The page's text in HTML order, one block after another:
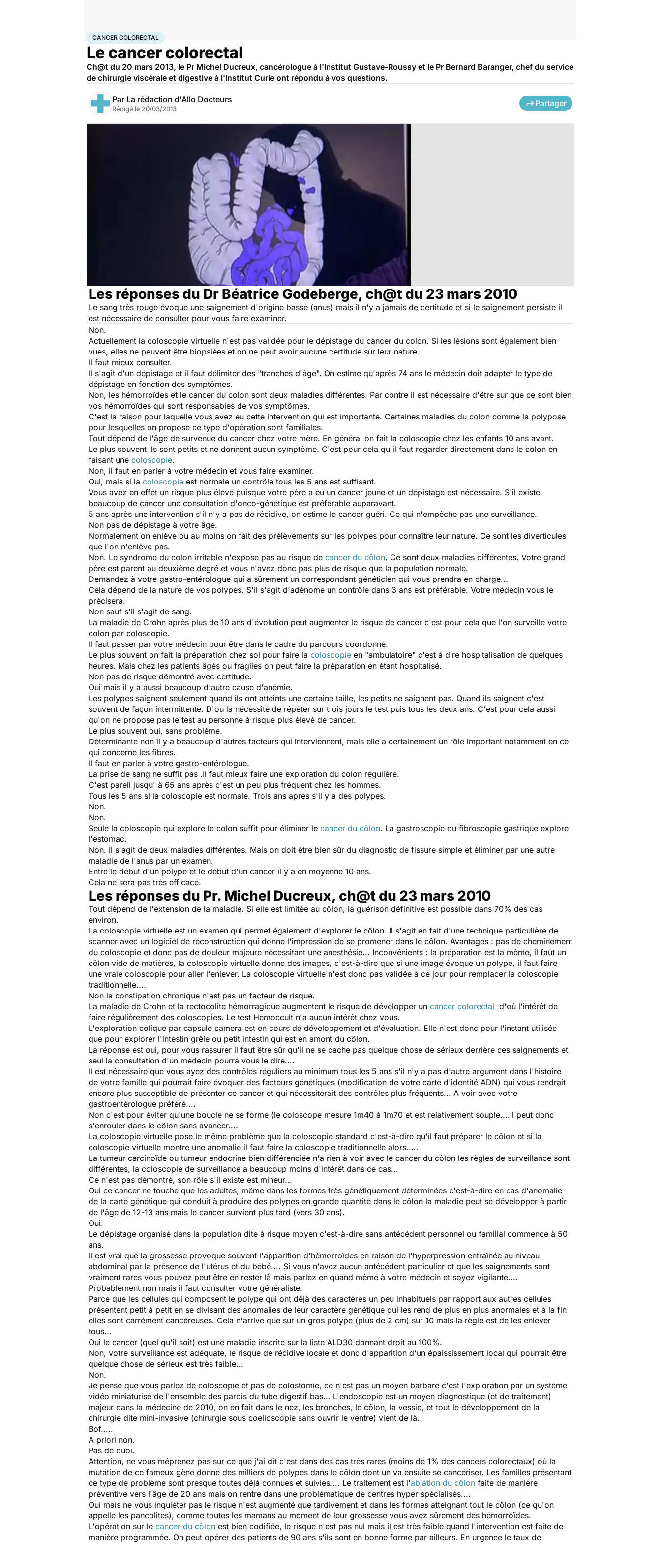
AccueilSantéMaladiesCancer
CANCER COLORECTAL
Le cancer colorectal
Ch@t du 20 mars 2013, le Pr Michel Ducreux, cancérologue à l'Institut Gustave-Roussy et le Pr Bernard Baranger, chef du service
de chirurgie viscérale et digestive à l'Institut Curie ont répondu à vos questions.
Par La rédaction d'Allo Docteurs
Rédigé le 20/03/2013
Partager
Les réponses du Dr Béatrice Godeberge, ch@t du 23 mars 2010
Le sang très rouge évoque une saignement d'origine basse (anus) mais il n'y a jamais de certitude et si le saignement persiste il
est nécessaire de consulter pour vous faire examiner.
Non.
Actuellement la coloscopie virtuelle n'est pas validée pour le dépistage du cancer du colon. Si les lésions sont également bien
vues, elles ne peuvent être biopsiées et on ne peut avoir aucune certitude sur leur nature.
Il faut mieux consulter.
Il s'agit d'un dépistage et il faut délimiter des "tranches d'âge". On estime qu'après 74 ans le médecin doit adapter le type de
dépistage en fonction des symptômes.
Non, les hémorroïdes et le cancer du colon sont deux maladies différentes. Par contre il est nécessaire d'être sur que ce sont bien
vos hémorroïdes qui sont responsables de vos symptômes.
C'est la raison pour laquelle vous avez eu cette intervention qui est importante. Certaines maladies du colon comme la polypose
pour lesquelles on propose ce type d'opération sont familiales.
Tout dépend de l'âge de survenue du cancer chez votre mère. En général on fait la coloscopie chez les enfants 10 ans avant.
Le plus souvent ils sont petits et ne donnent aucun symptôme. C'est pour cela qu'il faut regarder directement dans le colon en
faisant une coloscopie.
Non, il faut en parler à votre médecin et vous faire examiner.
Oui, mais si la coloscopie est normale un contrôle tous les 5 ans est suffisant.
Vous avez en effet un risque plus élevé puisque votre père a eu un cancer jeune et un dépistage est nécessaire. S'il existe
beaucoup de cancer une consultation d'onco-génétique est préférable auparavant.
5 ans après une intervention s'il n'y a pas de récidive, on estime le cancer guéri. Ce qui n'empêche pas une surveillance.
Non pas de dépistage à votre âge.
Normalement on enlève ou au moins on fait des prélèvements sur les polypes pour connaître leur nature. Ce sont les diverticules
que l'on n'enlève pas.
Non. Le syndrome du colon irritable n'expose pas au risque de cancer du côlon. Ce sont deux maladies différentes. Votre grand
père est parent au deuxième degré et vous n'avez donc pas plus de risque que la population normale.
Demandez à votre gastro-entérologue qui a sûrement un correspondant généticien qui vous prendra en charge...
Cela dépend de la nature de vos polypes. S'il s'agit d'adénome un contrôle dans 3 ans est préférable. Votre médecin vous le
précisera.
Non sauf s'il s'agit de sang.
La maladie de Crohn après plus de 10 ans d'évolution peut augmenter le risque de cancer c'est pour cela que l'on surveille votre
colon par coloscopie.
Il faut passer par votre médecin pour être dans le cadre du parcours coordonné.
Le plus souvent on fait la préparation chez soi pour faire la coloscopie en "ambulatoire" c'est à dire hospitalisation de quelques
heures. Mais chez les patients âgés ou fragiles on peut faire la préparation en étant hospitalisé.
Non pas de risque démontré avec certitude.
Oui mais il y a aussi beaucoup d'autre cause d'anémie.
Les polypes saignent seulement quand ils ont atteints une certaine taille, les petits ne saignent pas. Quand ils saignent c'est
souvent de façon intermittente. D'ou la nécessité de répéter sur trois jours le test puis tous les deux ans. C'est pour cela aussi
qu'on ne propose pas le test au personne à risque plus élevé de cancer.
Le plus souvent oui, sans problème.
Déterminante non il y a beaucoup d'autres facteurs qui interviennent, mais elle a certainement un rôle important notamment en ce
qui concerne les fibres.
Il faut en parler à votre gastro-entérologue.
La prise de sang ne suffit pas .Il faut mieux faire une exploration du colon régulière.
C'est pareil jusqu' à 65 ans après c'est un peu plus fréquent chez les hommes.
Tous les 5 ans si la coloscopie est normale. Trois ans après s'il y a des polypes.
Non.
Non.
Seule la coloscopie qui explore le colon suffit pour éliminer le cancer du côlon. La gastroscopie ou fibroscopie gastrique explore
l'estomac.
Non. Il s'agit de deux maladies différentes. Mais on doit être bien sûr du diagnostic de fissure simple et éliminer par une autre
maladie de l'anus par un examen.
Entre le début d'un polype et le début d'un cancer il y a en moyenne 10 ans.
Cela ne sera pas très efficace.
Les réponses du Pr. Michel Ducreux, ch@t du 23 mars 2010
Tout dépend de l'extension de la maladie. Si elle est limitée au côlon, la guérison définitive est possible dans 70% des cas
environ.
La coloscopie virtuelle est un examen qui permet également d'explorer le côlon. Il s'agit en fait d'une technique particulière de
scanner avec un logiciel de reconstruction qui donne l'impression de se promener dans le côlon. Avantages : pas de cheminement
du coloscopie et donc pas de douleur majeure nécessitant une anesthésie... Inconvénients : la préparation est la même, il faut un
côlon vide de matières, la coloscopie virtuelle donne des images, c'est-à-dire que si une image évoque un polype, il faut faire
une vraie coloscopie pour aller l'enlever. La coloscopie virtuelle n'est donc pas validée à ce jour pour remplacer la coloscopie
traditionnelle....
Non la constipation chronique n'est pas un facteur de risque.
La maladie de Crohn et la rectocolite hémorragique augmentent le risque de développer un cancer colorectal d'où l'intérêt de
faire régulièrement des coloscopies. Le test Hemoccult n'a aucun intérêt chez vous.
L'exploration colique par capsule camera est en cours de développement et d'évaluation. Elle n'est donc pour l'instant utilisée
que pour explorer l'intestin grêle ou petit intestin qui est en amont du côlon.
La réponse est oui, pour vous rassurer il faut être sûr qu'il ne se cache pas quelque chose de sérieux derrière ces saignements et
seul la consultation d'un médecin pourra vous le dire....
Il est nécessaire que vous ayez des contrôles réguliers au minimum tous les 5 ans s'il n'y a pas d'autre argument dans l'histoire
de votre famille qui pourrait faire évoquer des facteurs génétiques (modification de votre carte d'identité ADN) qui vous rendrait
encore plus susceptible de présenter ce cancer et qui nécessiterait des contrôles plus fréquents... A voir avec votre
gastroentérologue préféré....
Non c'est pour éviter qu'une boucle ne se forme (le coloscope mesure 1m40 à 1m70 et est relativement souple....il peut donc
s'enrouler dans le côlon sans avancer....
La coloscopie virtuelle pose le même problème que la coloscopie standard c'est-à-dire qu'il faut préparer le côlon et si la
coloscopie virtuelle montre une anomalie il faut faire la coloscopie traditionnelle alors.....
La tumeur carcinoïde ou tumeur endocrine bien différenciée n'a rien à voir avec le cancer du côlon les règles de surveillance sont
différentes, la coloscopie de surveillance a beaucoup moins d'intérêt dans ce cas...
Ce n'est pas démontré, son rôle s'il existe est mineur...
Oui ce cancer ne touche que les adultes, même dans les formes très génétiquement déterminées c'est-à-dire en cas d'anomalie
de la carté génétique qui conduit à produire des polypes en grande quantité dans le côlon la maladie peut se développer à partir
de l'âge de 12-13 ans mais le cancer survient plus tard (vers 30 ans).
Oui.
Le dépistage organisé dans la population dite à risque moyen c'est-à-dire sans antécédent personnel ou familial commence à 50
ans.
Il est vrai que la grossesse provoque souvent l'apparition d'hémorroïdes en raison de l'hyperpression entraînée au niveau
abdominal par la présence de l'utérus et du bébé.... Si vous n'avez aucun antécédent particulier et que les saignements sont
vraiment rares vous pouvez peut être en rester là mais parlez en quand même à votre médecin et soyez vigilante....
Probablement non mais il faut consulter votre généraliste.
Parce que les cellules qui composent le polype qui ont déjà des caractères un peu inhabituels par rapport aux autres cellules
présentent petit à petit en se divisant des anomalies de leur caractère génétique qui les rend de plus en plus anormales et à la fin
elles sont carrément cancéreuses. Cela n'arrive que sur un gros polype (plus de 2 cm) sur 10 mais la règle est de les enlever
tous...
Oui le cancer (quel qu'il soit) est une maladie inscrite sur la liste ALD30 donnant droit au 100%.
Non, votre surveillance est adéquate, le risque de récidive locale et donc d'apparition d'un épaississement local qui pourrait être
quelque chose de sérieux est très faible...
Non.
Je pense que vous parlez de coloscopie et pas de colostomie, ce n'est pas un moyen barbare c'est l'exploration par un système
vidéo miniaturisé de l'ensemble des parois du tube digestif bas... L'endoscopie est un moyen diagnostique (et de traitement)
majeur dans la médecine de 2010, on en fait dans le nez, les bronches, le côlon, la vessie, et tout le développement de la
chirurgie dite mini-invasive (chirurgie sous coelioscopie sans ouvrir le ventre) vient de là.
Bof.....
A priori non.
Pas de quoi.
Attention, ne vous méprenez pas sur ce que j'ai dit c'est dans des cas très rares (moins de 1% des cancers colorectaux) où la
mutation de ce fameux gène donne des milliers de polypes dans le côlon dont un va ensuite se cancériser. Les familles présentant
ce type de problème sont presque toutes déjà connues et suivies.... Le traitement est l'ablation du côlon faite de manière
préventive vers l'âge de 20 ans mais on rentre dans une problématique de centres hyper spécialisés....
Oui mais ne vous inquiéter pas le risque n'est augmenté que tardivement et dans les formes atteignant tout le côlon (ce qu'on
appelle les pancolites), comme toutes les mamans au moment de leur grossesse vous avez sûrement des hémorroïdes.
L'opération sur le cancer du côlon est bien codifiée, le risque n'est pas nul mais il est très faible quand l'intervention est faite de
manière programmée. On peut opérer des patients de 90 ans s'ils sont en bonne forme par ailleurs. En urgence le taux de